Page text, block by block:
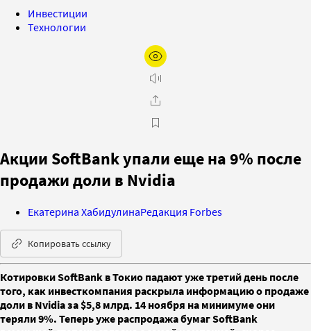
Инвестиции
Технологии
Акции SoftBank упали еще на 9% после
продажи доли в Nvidia
Екатерина ХабидулинаРедакция Forbes
Копировать ссылку
Котировки SoftBank в Токио падают уже третий день после
того, как инвесткомпания раскрыла информацию о продаже
доли в Nvidia за $5,8 млрд. 14 ноября на минимуме они
теряли 9%. Теперь уже распродажа бумаг SoftBank